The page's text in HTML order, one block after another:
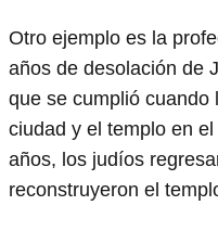
Otro ejemplo es la
años de desolación de
que se cumplió cuando
ciudad y el templo en
años, los judíos
reconstruyeron el